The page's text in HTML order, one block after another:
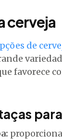
cerveja
de
favorece